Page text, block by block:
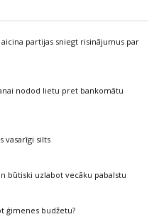
partijas sniegt risinājumus par
nodod lietu pret bankomātu
vasarīgi silts
būtiski uzlabot vecāku pabalstu
ģimenes budžetu?